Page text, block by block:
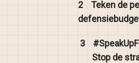
2Teken de
3
Stop de